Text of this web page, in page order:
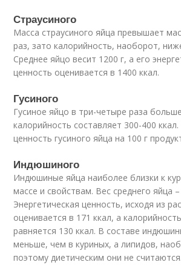
Страусиного
Масса страусиного яйца превышает
раз, зато калорийность, наоборот,
Среднее яйцо весит 1200 г, а его
ценность оценивается в 1400 ккал.
Гусиного
Гусиное яйцо в три-четыре раза
калорийность составляет 300-400
ценность гусиного яйца на 100 г
Индюшиного
Индюшиные яйца наиболее близки к
массе и свойствам. Вес среднего яйца –
Энергетическая ценность, исходя из
оценивается в 171 ккал, а
равняется 130 ккал. В составе
меньше, чем в куриных, а липидов,
поэтому диетическим они не считаются.